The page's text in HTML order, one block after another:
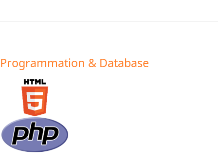
Programmation & Database